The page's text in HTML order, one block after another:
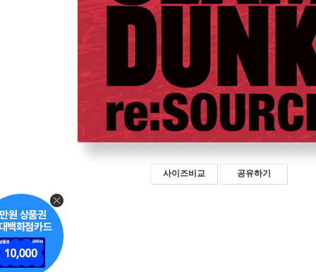
사이즈비교 공유하기